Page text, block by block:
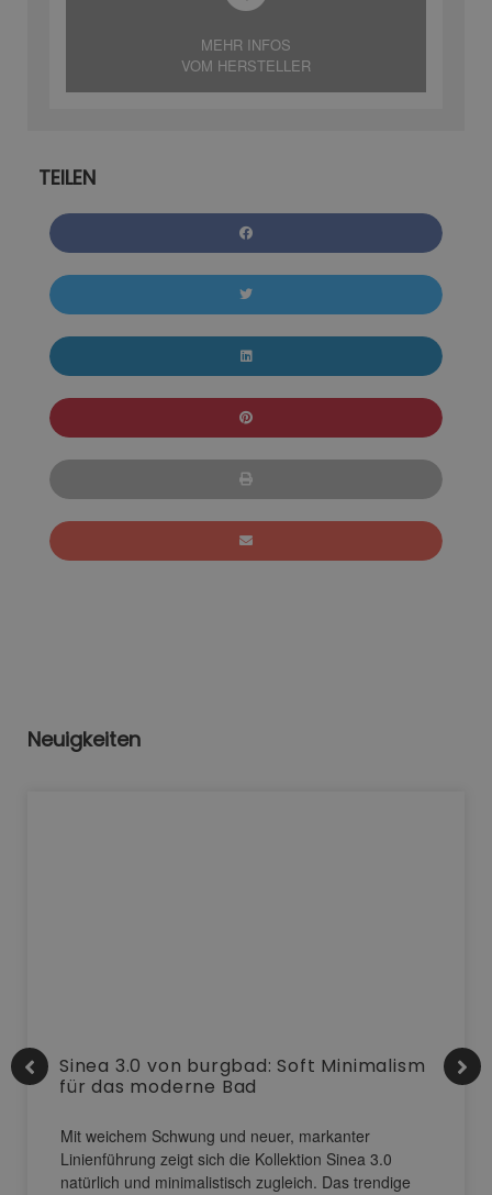
MEHR INFOS
VOM HERSTELLER
TEILEN
Neuigkeiten
Sinea 3.0 von burgbad: Soft Minimalism
für das moderne Bad
Mit weichem Schwung und neuer, markanter
Linienführung zeigt sich die Kollektion Sinea 3.0
natürlich und minimalistisch zugleich. Das trendige